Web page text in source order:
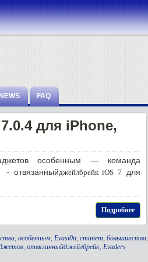
INEWS FAQ
для iPhone,
особенным — команда
- отвязанныйджейлбрейк iOS 7
для
Подробнее
, особенным, Evasi0n, станет, большинства,
, отвязанныйджейлбрейк, Evaders